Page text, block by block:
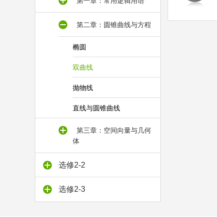
第二章：圆锥曲线与方程
椭圆
双曲线
抛物线
直线与圆锥曲线
第三章：空间向量与几何
体
选修2-2
选修2-3